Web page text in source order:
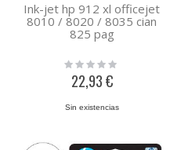
Ink-jet hp 912 xl officejet
8010 / 8020 / 8035 cian
825 pag
Rating:
22,93 €
Sin existencias